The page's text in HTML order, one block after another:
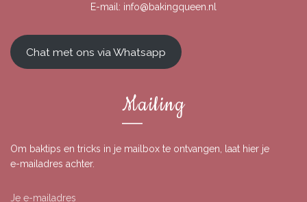
E-mail: info@bakingqueen.nl
Chat met ons via Whatsapp
Mailing
Om baktips en tricks in je mailbox te ontvangen, laat hier je
e-mailadres achter.